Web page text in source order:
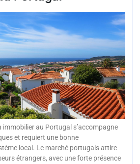
immobilier au Portugal s’accompagne
et requiert une bonne
local. Le marché portugais attire
étrangers, avec une forte présence